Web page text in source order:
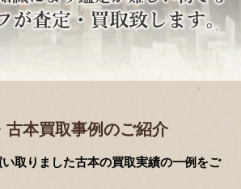
古本買取事例のご紹介
取りました古本の買取実績の一例をご